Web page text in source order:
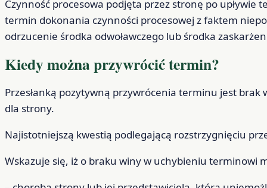
Czynność procesowa podjęta przez stronę po upływie
termin dokonania czynności procesowej z faktem
odrzucenie środka odwoławczego lub środka
Kiedy można przywrócić termin?
Przesłanką pozytywną przywrócenia terminu jest
dla strony.
Najistotniejszą kwestią podlegającą rozstrzygnięciu
Wskazuje się, iż o braku winy w uchybieniu terminowi